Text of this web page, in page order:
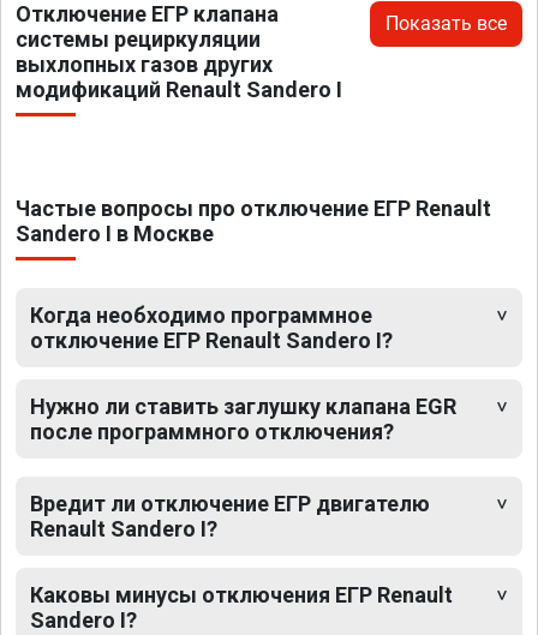
Отключение ЕГР клапана
системы рециркуляции
выхлопных газов других
модификаций Renault Sandero I
Показать все
Частые вопросы про отключение ЕГР Renault
Sandero I в Москве
Когда необходимо программное
отключение ЕГР Renault Sandero I?
Нужно ли ставить заглушку клапана EGR
после программного отключения?
Вредит ли отключение ЕГР двигателю
Renault Sandero I?
Каковы минусы отключения ЕГР Renault
Sandero I?